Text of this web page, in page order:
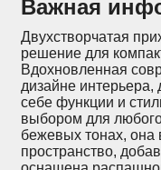
Важная
Двухстворчатая
решение для
Вдохновленная
дизайне интерьера,
себе функции и
выбором для
бежевых тонах, она
пространство,